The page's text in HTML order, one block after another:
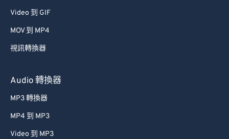
Video 到 GIF
MOV 到 MP4
視訊轉換器
Audio 轉換器
MP3 轉換器
MP4 到 MP3
Video 到 MP3